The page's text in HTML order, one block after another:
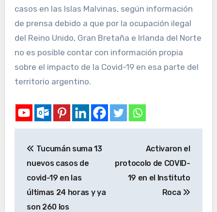
casos en las Islas Malvinas, según información
de prensa debido a que por la ocupación ilegal
del Reino Unido, Gran Bretaña e Irlanda del Norte
no es posible contar con información propia
sobre el impacto de la Covid-19 en esa parte del
territorio argentino.
Tucumán suma 13
nuevos casos de
covid-19 en las
últimas 24 horas y ya
son 260 los
Activaron el
protocolo de COVID-
19 en el Instituto
Roca